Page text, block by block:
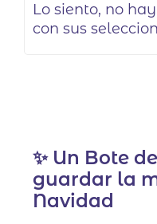
Lo siento, no
con sus
✨ Un Bote
guardar la
Navidad